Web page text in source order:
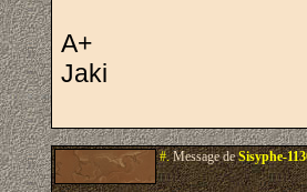
A+
Jaki
#.Message deSisyphe-